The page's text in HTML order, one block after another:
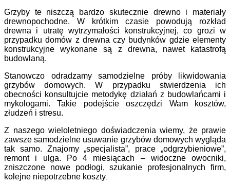
Grzyby te niszczą bardzo skutecznie drewno i materiały
drewnopochodne. W krótkim czasie powodują rozkład
drewna i utratę wytrzymałości konstrukcyjnej, co grozi w
przypadku domów z drewna czy budynków gdzie elementy
konstrukcyjne wykonane są z drewna, nawet katastrofą
budowlaną.
Stanowczo odradzamy samodzielne próby likwidowania
grzybów domowych. W przypadku stwierdzenia ich
obecności konsultujcie metodykę działań z budowlańcami i
mykologami. Takie podejście oszczędzi Wam kosztów,
złudzeń i stresu.
Z naszego wieloletniego doświadczenia wiemy, że prawie
zawsze samodzielne usuwanie grzybów domowych wygląda
tak samo. Znajomy „specjalista”, prace „odgrzybieniowe”,
remont i ulga. Po 4 miesiącach – widoczne owocniki,
zniszczone nowe podłogi, szukanie profesjonalnych firm,
kolejne niepotrzebne koszty.